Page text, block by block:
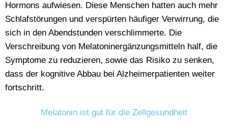
Hormons aufwiesen. Diese Menschen hatten auch mehr
Schlafstörungen und verspürten häufiger Verwirrung, die
sich in den Abendstunden verschlimmerte. Die
Verschreibung von Melatoninergänzungsmitteln half, die
Symptome zu reduzieren, sowie das Risiko zu senken,
dass der kognitive Abbau bei Alzheimerpatienten weiter
fortschritt.
Melatonin ist gut für die Zellgesundheit